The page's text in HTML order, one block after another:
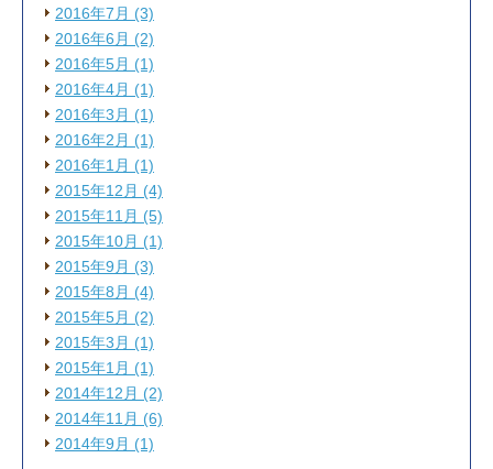
2016年7月 (3)
2016年6月 (2)
2016年5月 (1)
2016年4月 (1)
2016年3月 (1)
2016年2月 (1)
2016年1月 (1)
2015年12月 (4)
2015年11月 (5)
2015年10月 (1)
2015年9月 (3)
2015年8月 (4)
2015年5月 (2)
2015年3月 (1)
2015年1月 (1)
2014年12月 (2)
2014年11月 (6)
2014年9月 (1)